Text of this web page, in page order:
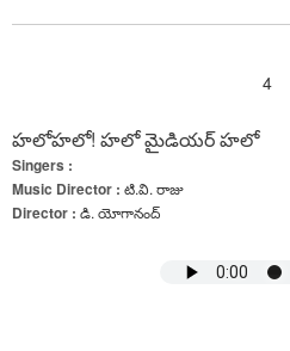
4
హలోహలో! హలో మైడియర్ హలో
Singers :
Music Director : టి.వి. రాజు
Director : డి. యోగానంద్